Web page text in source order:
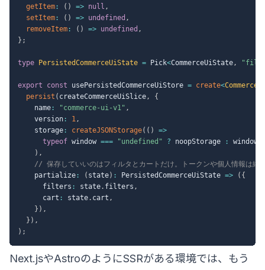
getItem : ( ) => null ,
setItem : ( ) => undefined ,
removeItem : ( ) => undefined ,
} ;
type PersistedCommerceUiState = Pick<CommerceUiState,
export const usePersistedCommerceUiStore = create<
persist ( createCommerceUiSlice,
{
    name
: "commerce-ui-v1" ,
    version
: 1,
    storage
: createJSONStorage( ( )
=>
typeof window === "undefined" ? noopStorage : window
) ,
// 保存していいのはフィルタとカートだけ。トークンや個人情報は絶
    partialize
: ( state) : PersistedCommerceUiState => ( {
      filters
: state. filters ,
      cart
: state. cart ,
} ) ,
} ) ,
) ;
Next.jsやAstroのようにSSRがある環境では、もう